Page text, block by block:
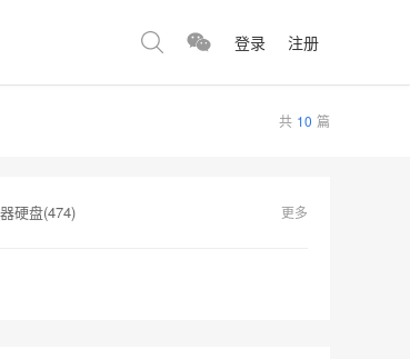
登录 注册
共 10 篇
硬盘(474) 更多